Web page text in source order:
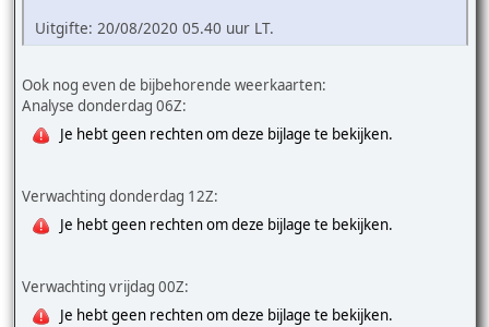
Uitgifte: 20/08/2020 05.40 uur LT.
Ook nog even de bijbehorende weerkaarten:
Analyse donderdag 06Z:
Je hebt geen rechten om deze bijlage te bekijken.
Verwachting donderdag 12Z:
Je hebt geen rechten om deze bijlage te bekijken.
Verwachting vrijdag 00Z:
Je hebt geen rechten om deze bijlage te bekijken.